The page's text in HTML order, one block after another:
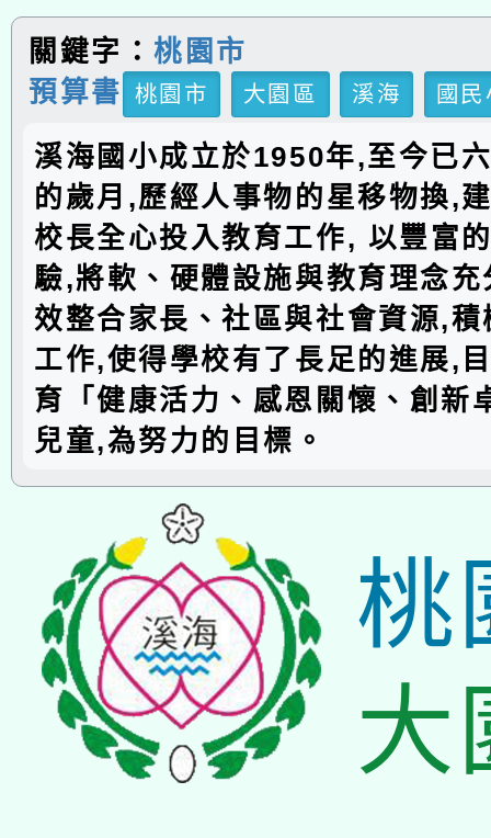
關鍵字：桃園市
預算書
桃園市 大園區 溪海 國
溪海國小成立於1950年,至今已
的歲月,歷經人事物的星移物換,
校長全心投入教育工作, 以豐富
驗,將軟、硬體設施與教育理念
效整合家長、社區與社會資源,
工作,使得學校有了長足的進展,
育「健康活力、感恩關懷、創新
兒童,為努力的目標。
桃
大